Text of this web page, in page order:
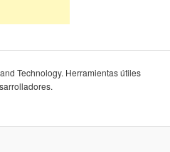
Technology. Herramientas útiles